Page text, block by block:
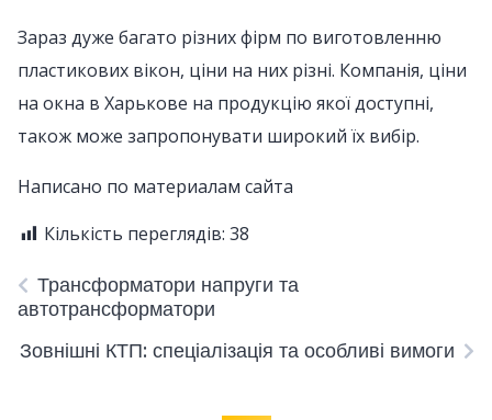
Зараз дуже багато різних фірм по виготовленню
пластикових вікон, ціни на них різні. Компанія, ціни
на окна в Харькове на продукцію якої доступні,
також може запропонувати широкий їх вибір.
Написано по материалам сайта
Кількість переглядів: 38
Трансформатори напруги та
автотрансформатори
Зовнішні КТП: спеціалізація та особливі вимоги